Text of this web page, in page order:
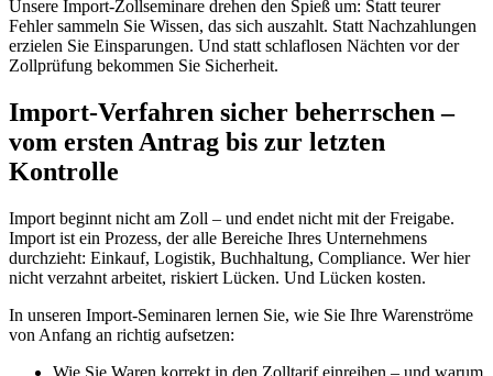
Unsere Import-Zollseminare drehen den Spieß um: Statt teurer
Fehler sammeln Sie Wissen, das sich auszahlt. Statt Nachzahlungen
erzielen Sie Einsparungen. Und statt schlaflosen Nächten vor der
Zollprüfung bekommen Sie Sicherheit.
Import-Verfahren sicher beherrschen –
vom ersten Antrag bis zur letzten
Kontrolle
Import beginnt nicht am Zoll – und endet nicht mit der Freigabe.
Import ist ein Prozess, der alle Bereiche Ihres Unternehmens
durchzieht: Einkauf, Logistik, Buchhaltung, Compliance. Wer hier
nicht verzahnt arbeitet, riskiert Lücken. Und Lücken kosten.
In unseren Import-Seminaren lernen Sie, wie Sie Ihre Warenströme
von Anfang an richtig aufsetzen:
Wie Sie Waren korrekt in den Zolltarif einreihen – und warum